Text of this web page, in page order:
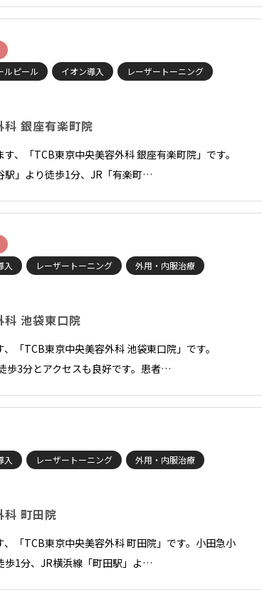
ルピール イオン導入
レーザートーニング
銀座有楽町院
、「TCB東京中央美容外科 銀座有楽町院」です。
駅」より徒歩1分、JR「有楽町…
入 レーザートーニング
外用・内服治療
科 池袋東口院
「TCB東京中央美容外科 池袋東口院」です。
歩3分とアクセスも良好です。患者…
入 レーザートーニング
外用・内服治療
科 町田院
「TCB東京中央美容外科 町田院」です。小田急小
歩1分、JR横浜線「町田駅」よ…